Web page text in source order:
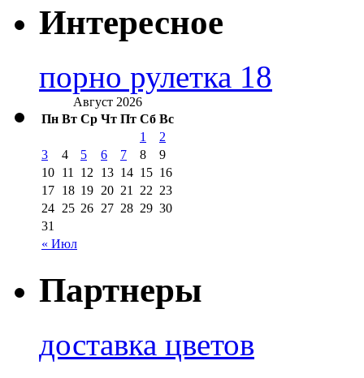
Интересное
порно рулетка 18
Август 2026
Пн Вт Ср Чт Пт Сб Вс
« Июл
1
2
3
4 5 6 7 8
9
10 11 12 13 14 15 16
17 18 19 20 21 22 23
24 25 26 27 28 29 30
31
Партнеры
доставка цветов